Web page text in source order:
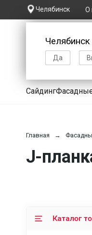
Челябинск
Да
О
Сайдинг
Главная
J-
Каталог